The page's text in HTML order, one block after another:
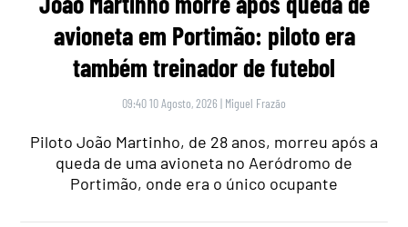
avioneta em Portimão: piloto era
também treinador de futebol
09:40 10 Agosto, 2026 | Miguel Frazão
Piloto João Martinho, de 28 anos, morreu após a
queda de uma avioneta no Aeródromo de
Portimão, onde era o único ocupante